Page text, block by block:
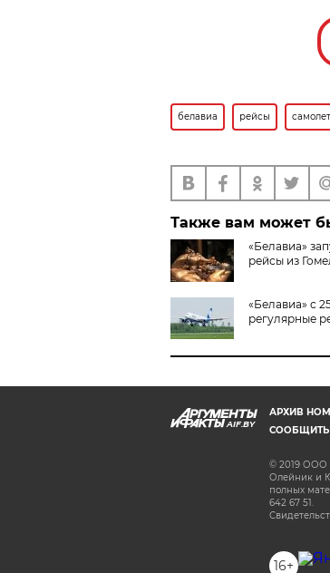
белавиа рейсы самолет
Также вам может
«Белавиа»
рейсы из
«Белавиа» с
регулярные
AIF.BY
АРХИВ
© 2019 ООО
Олейник и
полных
642 67 51.
16+